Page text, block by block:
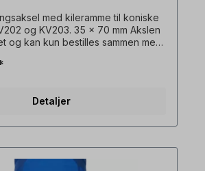
med kileramme til koniske
og KV203. 35 x 70 mm Akslen
og kan kun bestilles sammen med
Der tages forbehold for
Detaljer